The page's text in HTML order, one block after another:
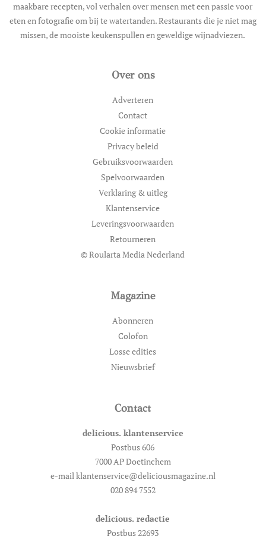
maakbare recepten, vol verhalen over mensen met een passie voor
eten en fotografie om bij te watertanden. Restaurants die je niet mag
missen, de mooiste keukenspullen en geweldige wijnadviezen.
Over ons
Adverteren
Contact
Cookie informatie
Privacy beleid
Gebruiksvoorwaarden
Spelvoorwaarden
Verklaring & uitleg
Klantenservice
Leveringsvoorwaarden
Retourneren
© Roularta Media Nederland
Magazine
Abonneren
Colofon
Losse edities
Nieuwsbrief
Contact
delicious. klantenservice
Postbus 606
7000 AP Doetinchem
e-mail klantenservice@deliciousmagazine.nl
020 894 7552
delicious. redactie
Postbus 22693